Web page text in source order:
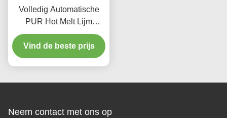
Volledig Automatische
PUR Hot Melt Lijm
Lamineermachine voor
Stof met een
Productiesnelheid van 5-
Vind de beste prijs
Neem contact met ons op